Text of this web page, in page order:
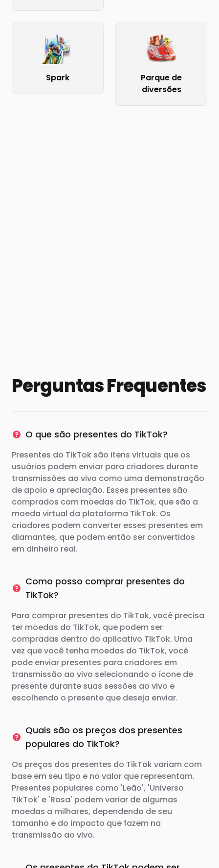
Spark
Parque de
diversões
Perguntas Frequentes
O que são presentes do TikTok?
Presentes do TikTok são itens virtuais que os
usuários podem enviar para criadores durante
transmissões ao vivo como uma demonstração
de apoio e apreciação. Esses presentes são
comprados com moedas do TikTok, que são a
moeda virtual da plataforma TikTok. Os
criadores podem converter esses presentes em
diamantes, que podem então ser convertidos
em dinheiro real.
Como posso comprar presentes do
TikTok?
Para comprar presentes do TikTok, você precisa
ter moedas do TikTok, que podem ser
compradas dentro do aplicativo TikTok. Uma
vez que você tenha moedas do TikTok, você
pode enviar presentes para criadores em
transmissão ao vivo selecionando o ícone de
presente durante suas sessões ao vivo e
escolhendo o presente que deseja enviar.
Quais são os preços dos presentes
populares do TikTok?
Os preços dos presentes do TikTok variam com
base em seu tipo e no valor que representam.
Presentes populares como 'Leão', 'Universo
TikTok' e 'Rosa' podem variar de algumas
moedas a milhares, dependendo de seu
tamanho e do impacto que fazem na
transmissão ao vivo.